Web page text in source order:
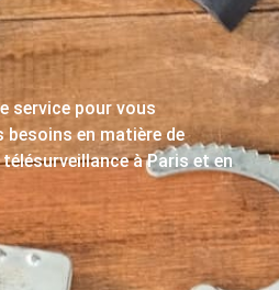
service pour vous
besoins en matière de
à Paris et en